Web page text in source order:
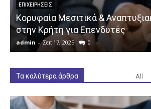
ΕΠΙΧΕΙΡΉΣΕΙΣ
Κορυφαία Μεσιτικά &
στην Κρήτη για Επενδυτές
admin - Σεπ 17, 2025 0
Τα καλύτερα άρθρα All